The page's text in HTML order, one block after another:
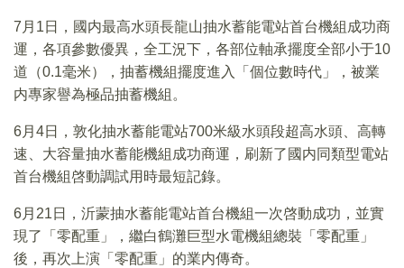
7月1日，國内最高水頭長龍山抽水蓄能電站首台機組成功商
運，各項參數優異，全工況下，各部位軸承擺度全部小于10
道（0.1毫米），抽蓄機組擺度進入「個位數時代」，被業
内專家譽為極品抽蓄機組。
6月4日，敦化抽水蓄能電站700米級水頭段超高水頭、高轉
速、大容量抽水蓄能機組成功商運，刷新了國内同類型電站
首台機組啓動調試用時最短記錄。
6月21日，沂蒙抽水蓄能電站首台機組一次啓動成功，並實
現了「零配重」，繼白鶴灘巨型水電機組總裝「零配重」
後，再次上演「零配重」的業内傳奇。